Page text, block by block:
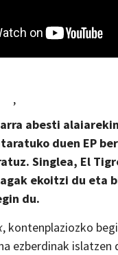
,
abesti
duen EP
Singlea, El
ekoitzi du eta
du.
, kontenplaziozko
ezberdinak islatzen